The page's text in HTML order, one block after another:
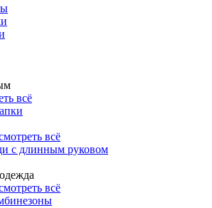
всё
всё
с длинным руковом
всё